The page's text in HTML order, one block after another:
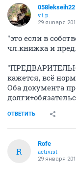
058lekseih22
v.i.p.
29 января
"это если в
чл.книжка и
кажется, всё
Оба документа
ОТВЕТИТЬ
R
Rofe
activist
29 января